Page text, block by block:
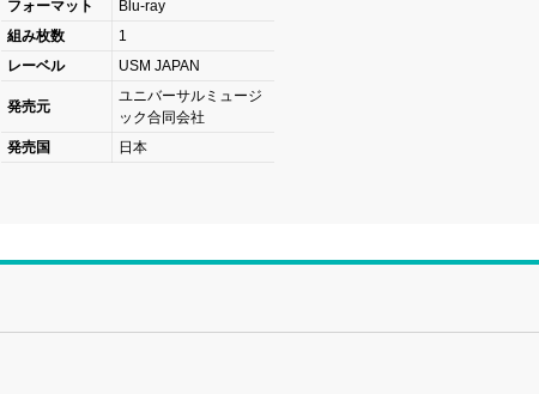
フォーマット
Blu-ray
組み枚数
1
レーベル
USM JAPAN
発売元
ユニバーサルミュージ
ック合同会社
発売国
日本